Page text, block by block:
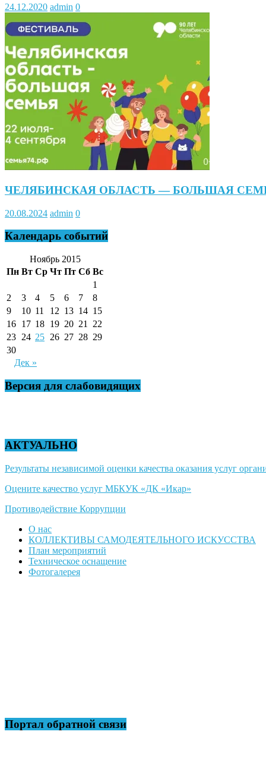
24.12.2020 admin 0
ЧЕЛЯБИНСКАЯ ОБЛАСТЬ — БОЛЬШАЯ
20.08.2024 admin 0
Календарь событий
Ноябрь 2015
Пн Вт Ср Чт Пт Сб Вс
1
2
3 4 5 6 7
8
9
10 11 12 13 14 15
16 17 18 19 20 21
22
23 24 25 26 27 28 29
30
Дек »
Версия для слабовидящих
АКТУАЛЬНО
Результаты независимой оценки качества оказания услуг
Оцените качество услуг МБКУК «ДК «Икар»
Противодействие Коррупции
О нас
КОЛЛЕКТИВЫ САМОДЕЯТЕЛЬНОГО ИСКУССТВА
План мероприятий
Техническое оснащение
Фотогалерея
Портал обратной связи